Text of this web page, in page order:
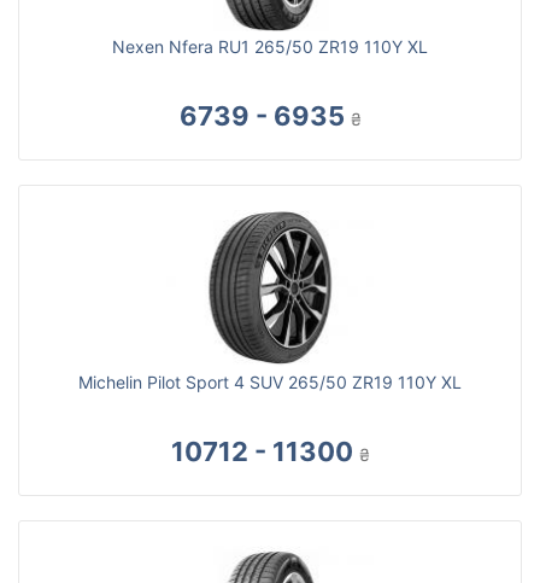
Nexen Nfera RU1 265/50 ZR19 110Y XL
6739 - 6935 ₴
Michelin Pilot Sport 4 SUV 265/50 ZR19 110Y XL
10712 - 11300 ₴